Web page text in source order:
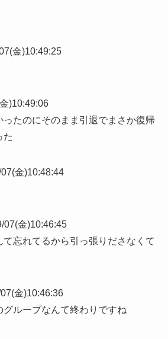
金)10:49:25
)10:49:06
ったのにそのまま引退でまさか復帰
た
金)10:48:44
07(金)10:46:45
て忘れてるから引っ張りださなくて
金)10:46:36
グループなんて終わりですね